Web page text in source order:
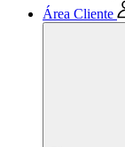
Área Cliente